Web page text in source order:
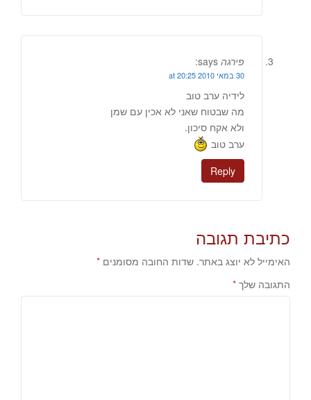
פירגה says:
30 במאי 2010 at 20:25
לידיה ערב טוב
מה שבטוח שאני לא אכין עם שמן
ולא אקח סיכון.
ערב טוב
Reply
כתיבת תגובה
האימייל לא יוצג באתר. שדות החובה מסומנים *
התגובה שלך *